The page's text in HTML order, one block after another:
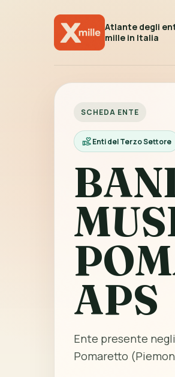
Atlante degli
mille in Italia
SCHEDA ENTE
Enti del Terzo Settore
APS
Ente presente
Pomaretto